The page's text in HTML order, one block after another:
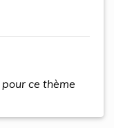
pour ce thème